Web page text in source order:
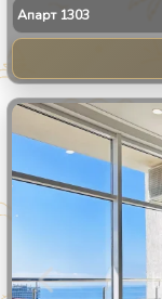
Апарт 1303